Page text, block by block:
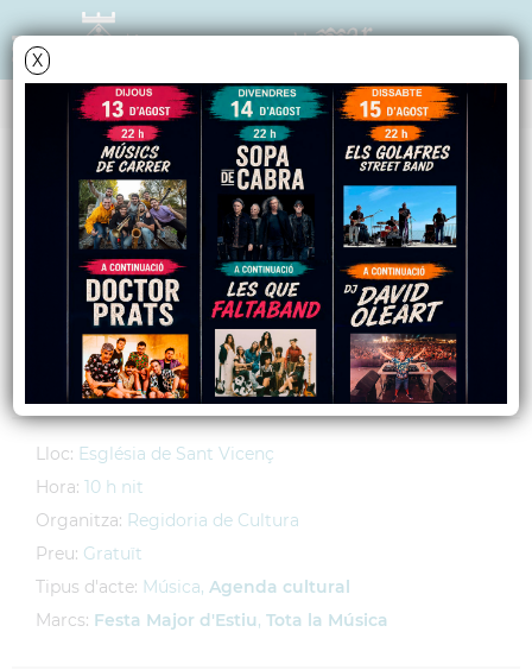
X
AGENDA
Dissabte9 agost 2008
Brasiliana, en concert
Música brasileira per a flauta i
guitarra
Lloc: Església de Sant Vicenç
Hora: 10 h nit
Organitza: Regidoria de Cultura
Preu: Gratuït
Tipus d'acte: Música, Agenda cultural
Marcs: Festa Major d'Estiu, Tota la Música